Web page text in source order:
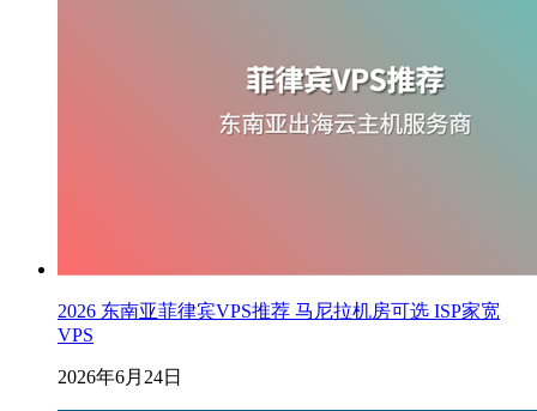
2026 东南亚菲律宾VPS推荐 马尼拉机房可选 ISP家宽
VPS
2026年6月24日